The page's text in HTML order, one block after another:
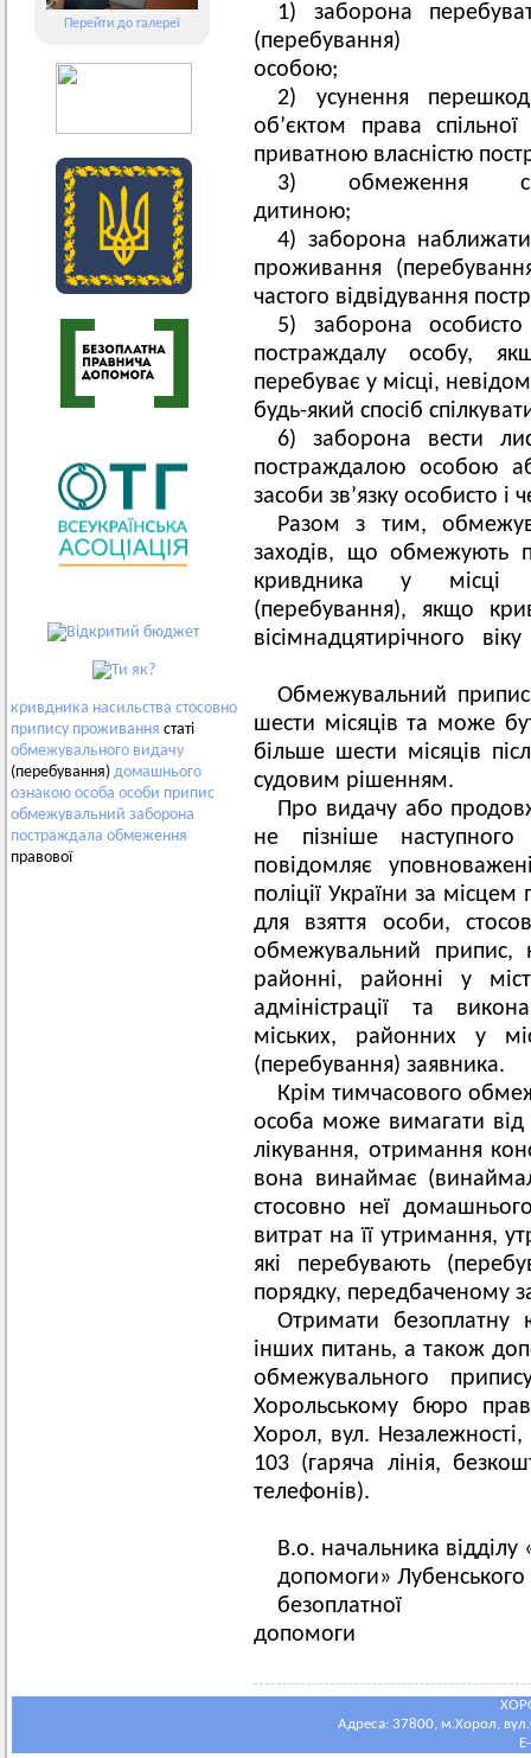
Перейти до галереї
кривдника насильства стосовно
припису проживання статі
обмежувального видачу
(перебування) домашнього
ознакою особа особи припис
обмежувальний заборона
постраждала обмеження
правової
1) заборона
2) усунення
об’єктом права
приватною власністю
3) обмеження
4) заборона
проживання
частого відвідування
5) заборона особисто
постраждалу особу,
перебуває у місці,
будь-який спосіб
6) заборона вести
постраждалою особою
засоби зв’язку особисто і
Разом з тим,
заходів, що обмежують
кривдника у місці
(перебування), якщо
вісімнадцятирічного
Обмежувальний
шести місяців та може
більше шести місяців
судовим
Про видачу або
не пізніше
повідомляє
поліції України за
для взяття особи,
обмежувальний припис,
районні, районні у
адміністрації та
міських, районних у
(перебування) заявника.
Крім тимчасового
особа може вимагати від
лікування, отримання
вона винаймає
стосовно неї
витрат на її утримання,
які перебувають
порядку, передбаченому
Отримати безоплатну
інших питань, а також
обмежувального
Хорольському бюро
Хорол, вул.
103 (гаряча лінія,
телефонів).
В.о. начальника
допомоги»
безоплатної
допомоги
Адреса: 37800, м.Хорол,